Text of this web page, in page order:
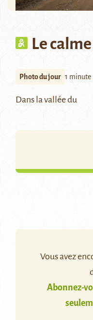
Le
Photo du jour 1 minute
Dans la vallée du
Vous avez
Abonnez-